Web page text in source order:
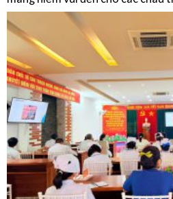
Bệnh viện Quân Dân Y Miền Đông tổ
Tay Chân Miệng
08/04/2026